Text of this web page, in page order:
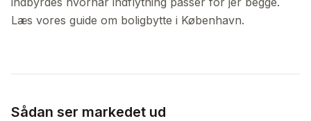
Læs vores guide om boligbytte i København.
Sådan ser markedet ud